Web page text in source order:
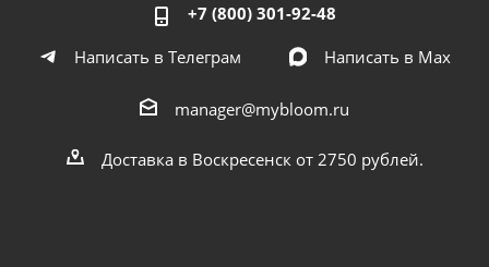
+7 (800) 301-92-48
Написать в Телеграм
Написать в Мах
manager@mybloom.ru
Доставка в Воскресенск от 2750 рублей.